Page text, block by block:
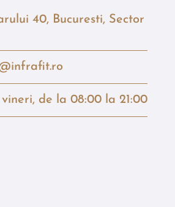
40, Bucuresti, Sector
de la 08:00 la 21:00